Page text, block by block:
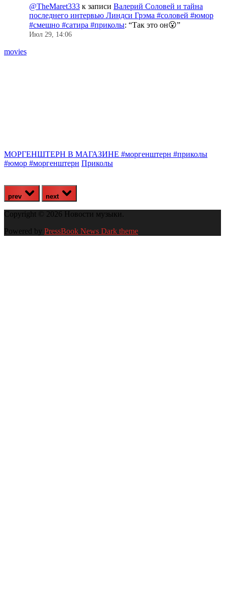
@TheMaret333 к записи Валерий Соловей и тайна
последнего интервью Линдси Грэма #соловей #юмор
#смешно #сатира #приколы: “Так это он😮”
Июл 29, 14:06
movies
МОРГЕНШТЕРН В МАГАЗИНЕ #моргенштерн #приколы
#юмор #моргенштерн Приколы
prev next
Copyright © 2026 Новости музыки.
Powered by PressBook News Dark theme